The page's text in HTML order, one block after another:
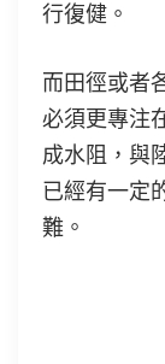
行復健。
而田徑或者
必須更專注
成水阻，與
已經有一定
難。